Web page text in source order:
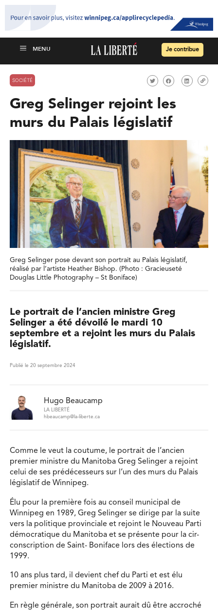
Je contribue
SOCIÉTÉ
Greg Selinger rejoint les
murs du Palais législatif
Greg Selinger pose devant son portrait au Palais législatif,
réalisé par l’artiste Heather Bishop. (Photo : Gracieuseté
Douglas Little Photography – St Boniface)
Le portrait de l’ancien ministre Greg
Selinger a été dévoilé le mardi 10
septembre et a rejoint les murs du Palais
législatif.
Publié le 20 septembre 2024
Hugo Beaucamp
LA LIBERTÉ
hbeaucamp@la-liberte.ca
Comme le veut la coutume, le portrait de l’ancien
premier ministre du Manitoba Greg Selinger a rejoint
celui de ses prédécesseurs sur l’un des murs du Palais
législatif de Winnipeg.
Élu pour la première fois au conseil municipal de
Winnipeg en 1989, Greg Selinger se dirige par la suite
vers la politique provinciale et rejoint le Nouveau Parti
démocratique du Manitoba et se présente pour la cir-
conscription de Saint- Boniface lors des élections de
1999.
10 ans plus tard, il devient chef du Parti et est élu
premier ministre du Manitoba de 2009 à 2016.
En règle générale, son portrait aurait dû être accroché